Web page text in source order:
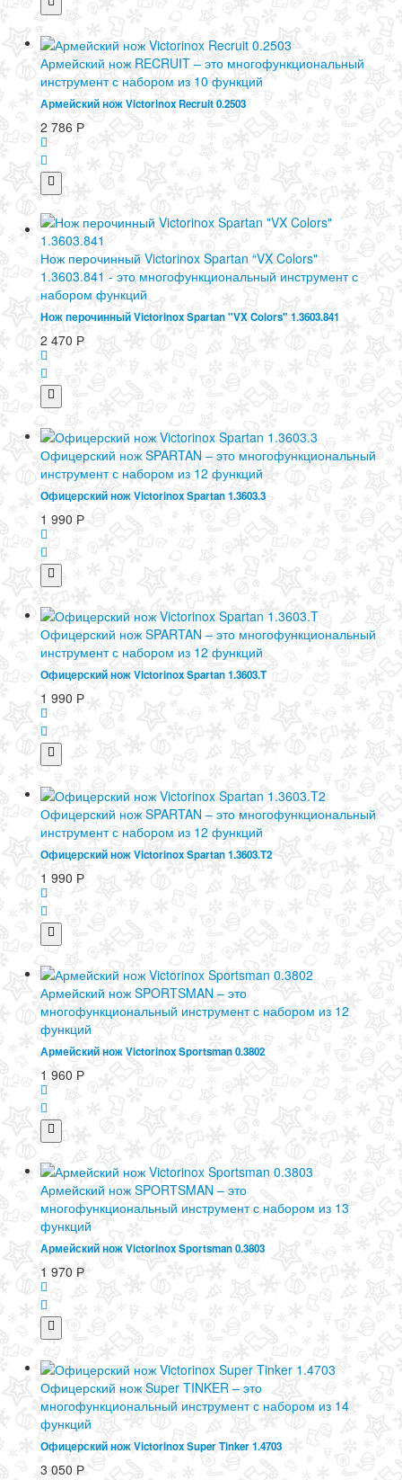
Армейский нож RECRUIT – это многофункциональный
инструмент с набором из 10 функций
Армейский нож Victorinox Recruit 0.2503
2 786 Р
Нож перочинный Victorinox Spartan “VX Colors"
1.3603.841 - это многофункциональный инструмент с
набором функций
Нож перочинный Victorinox Spartan "VX Colors" 1.3603.841
2 470 Р
Офицерский нож SPARTAN – это многофункциональный
инструмент с набором из 12 функций
Офицерский нож Victorinox Spartan 1.3603.3
1 990 Р
Офицерский нож SPARTAN – это многофункциональный
инструмент с набором из 12 функций
Офицерский нож Victorinox Spartan 1.3603.T
1 990 Р
Офицерский нож SPARTAN – это многофункциональный
инструмент с набором из 12 функций
Офицерский нож Victorinox Spartan 1.3603.T2
1 990 Р
Армейский нож SPORTSMAN – это
многофункциональный инструмент с набором из 12
функций
Армейский нож Victorinox Sportsman 0.3802
1 960 Р
Армейский нож SPORTSMAN – это
многофункциональный инструмент с набором из 13
функций
Армейский нож Victorinox Sportsman 0.3803
1 970 Р
Офицерский нож Super TINKER – это
многофункциональный инструмент с набором из 14
функций
Офицерский нож Victorinox Super Tinker 1.4703
3 050 Р